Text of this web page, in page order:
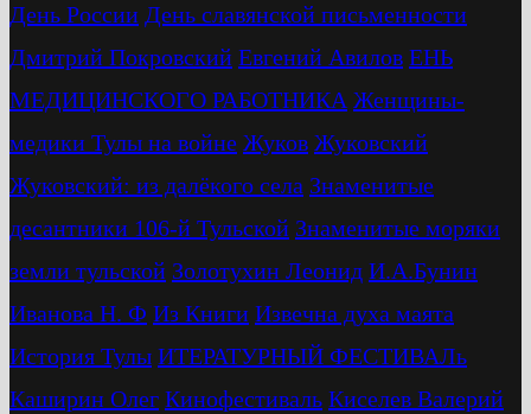
День России День славянской письменности
Дмитрий Покровский Евгений Авилов ЕНЬ
МЕДИЦИНСКОГО РАБОТНИКА Женщины-
медики Тулы на войне Жуков Жуковский
Жуковский: из далёкого села Знаменитые
десантники 106-й Тульской Знаменитые моряки
земли тульской Золотухин Леонид И.А.Бунин
Иванова Н. Ф Из Книги Извечна духа маята
История Тулы ИТЕРАТУРНЫЙ ФЕСТИВАЛь
Каширин Олег Кинофестиваль Киселев Валерий